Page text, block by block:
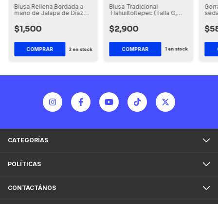
Blusa Rellena Bordada a
mano de Jalapa de Díaz
días)
$1,500
COMPRAR 2en stock
Blusa Tradicional
Tlahuiltoltepec (Talla G,
$2,900
1 en stock
CATEGORÍAS
POLÍTICAS
CONTACTÁNOS